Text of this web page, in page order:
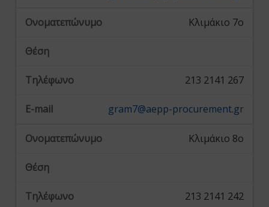
Κλιμάκιο 7ο
213 2141 267
gram7@aepp-procurement.gr
Κλιμάκιο 8ο
213 2141 242